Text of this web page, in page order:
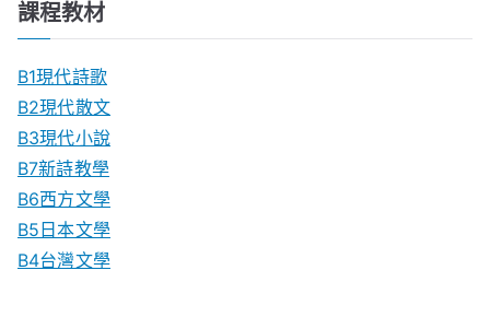
課程教材
B1現代詩歌
B2現代散文
B3現代小說
B7新詩教學
B6西方文學
B5日本文學
B4台灣文學